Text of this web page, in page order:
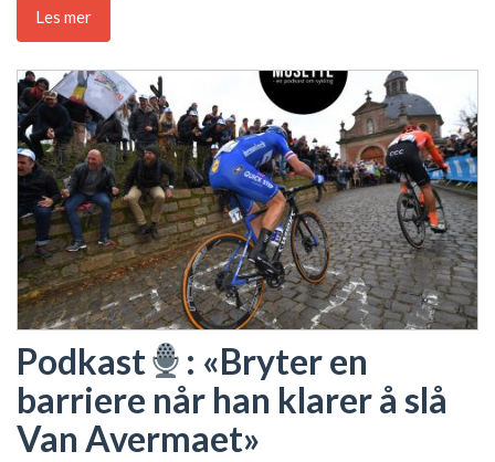
Les mer
Podkast
: «Bryter en
barriere når han klarer å slå
Van Avermaet»